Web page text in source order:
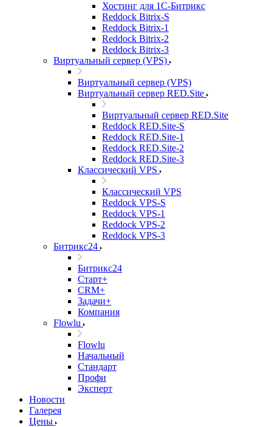
Хостинг для 1С-Битрикс
Reddock Bitrix-S
Reddock Bitrix-1
Reddock Bitrix-2
Reddock Bitrix-3
Виртуальный сервер (VPS)
Виртуальный сервер (VPS)
Виртуальный сервер RED.Site
Виртуальный сервер RED.Site
Reddock RED.Site-S
Reddock RED.Site-1
Reddock RED.Site-2
Reddock RED.Site-3
Классический VPS
Классический VPS
Reddock VPS-S
Reddock VPS-1
Reddock VPS-2
Reddock VPS-3
Битрикс24
Битрикс24
Старт+
CRM+
Задачи+
Компания
Flowlu
Flowlu
Начальный
Стандарт
Профи
Эксперт
Новости
Галерея
Цены